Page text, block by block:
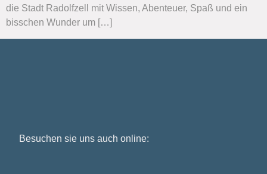
die Stadt Radolfzell mit Wissen, Abenteuer, Spaß und ein
bisschen Wunder um […]
Besuchen sie uns auch online: